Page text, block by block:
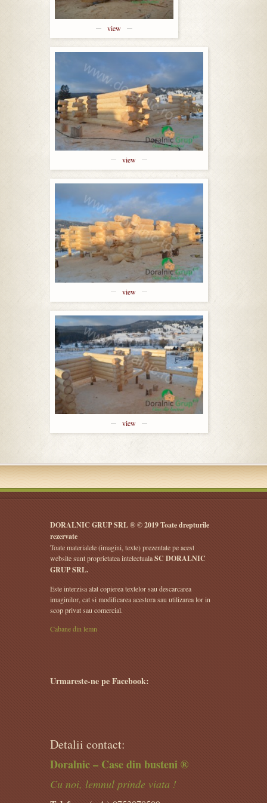
view
view
view
view
DORALNIC GRUP SRL ® © 2019 Toate drepturile
rezervate
Toate materialele (imagini, texte) prezentate pe acest
website sunt proprietatea intelectualaSC DORALNIC
GRUP SRL.
Este interzisa atat copierea textelor sau descarcarea
imaginilor, cat si modificarea acestora sau utilizarea lor in
scop privat sau comercial.
Cabane din lemn
Urmareste-ne pe Facebook:
Detalii contact:
Doralnic – Case din busteni ®
Cu noi, lemnul prinde viata !